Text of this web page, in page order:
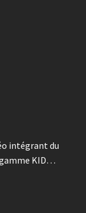
intégrant du
KID…